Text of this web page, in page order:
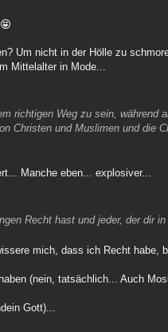
Um nicht in der Hölle zu
Mittelalter in Mode...
richtigen Weg zu sein, während
Christen und Muslimen und die
Manche eben... explosiver...
Recht hast und jeder, der dir
mich, dass ich Recht habe,
(nein, tatsächlich... Auch
Gott)...